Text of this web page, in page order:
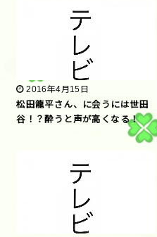
2016年4月15日
松田龍平さん、に会うには世田
谷！？酔うと声が高くなる！